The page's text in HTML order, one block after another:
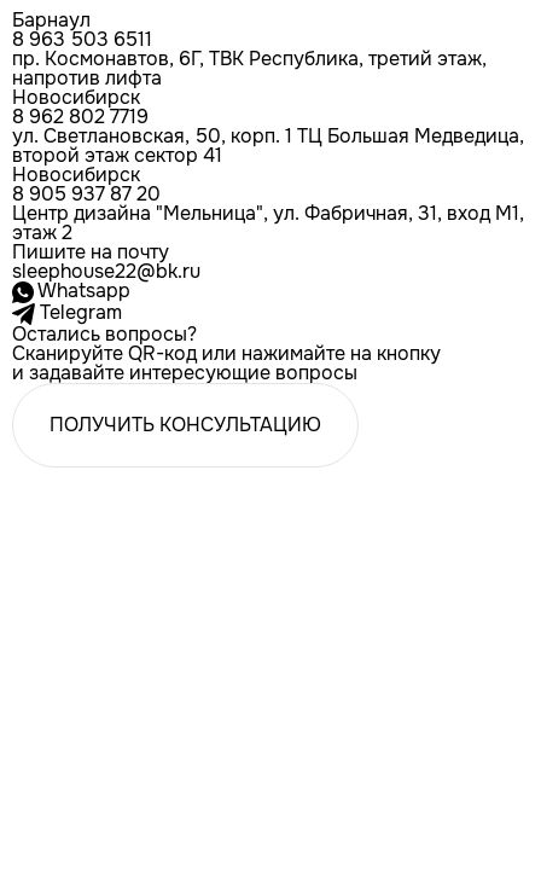
Барнаул
8 963 503 6511
пр. Космонавтов, 6Г, ТВК Республика, третий этаж,
напротив лифта
Новосибирск
8 962 802 7719
ул. Светлановская, 50, корп. 1 ТЦ Большая Медведица,
второй этаж сектор 41
Новосибирск
8 905 937 87 20
Центр дизайна "Мельница", ул. Фабричная, 31, вход М1,
этаж 2
Пишите на почту
sleephouse22@bk.ru
Whatsapp
Telegram
Остались вопросы?
Сканируйте QR-код или нажимайте на кнопку
и задавайте интересующие вопросы
ПОЛУЧИТЬ КОНСУЛЬТАЦИЮ